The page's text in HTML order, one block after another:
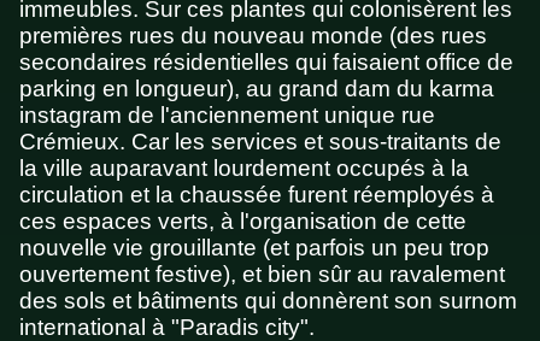
immeubles. Sur ces plantes qui colonisèrent les
premières rues du nouveau monde (des rues
secondaires résidentielles qui faisaient office de
parking en longueur), au grand dam du karma
instagram de l'anciennement unique rue
Crémieux. Car les services et sous-traitants de
la ville auparavant lourdement occupés à la
circulation et la chaussée furent réemployés à
ces espaces verts, à l'organisation de cette
nouvelle vie grouillante (et parfois un peu trop
ouvertement festive), et bien sûr au ravalement
des sols et bâtiments qui donnèrent son surnom
international à "Paradis city".